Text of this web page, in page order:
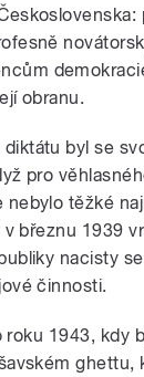
obranu.
byl se
pro
nebylo těžké
březnu 1939
nacisty
činnosti.
roku 1943, kdy
ghettu,